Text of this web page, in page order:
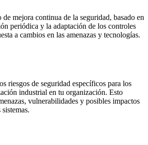
de mejora continua de la seguridad, basado en
periódica y la adaptación de los controles
a cambios en las amenazas y tecnologías.
riesgos de seguridad específicos para los
industrial en tu organización. Esto
vulnerabilidades y posibles impactos